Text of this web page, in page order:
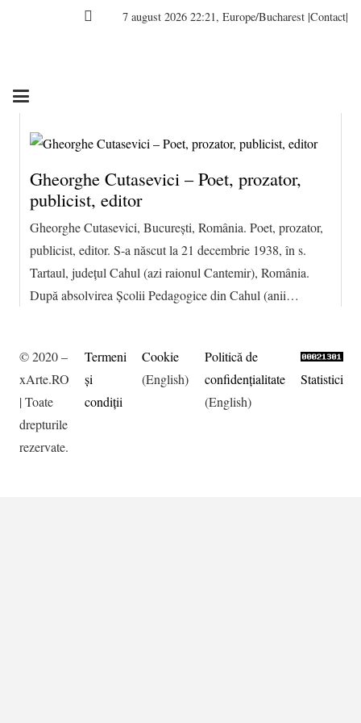
7 august 2026 22:21, Europe/Bucharest |Contact|
Gheorghe Cutasevici – Poet, prozator,
publicist, editor
Gheorghe Cutasevici, București, România. Poet, prozator,
publicist, editor. S-a născut la 21 decembrie 1938, în s.
Tartaul, județul Cahul (azi raionul Cantemir), România.
După absolvirea Şcolii Pedagogice din Cahul (anii…
© 2020 –
xArte.RO
| Toate
drepturile
rezervate.
Termeni
şi
condiţii
Cookie
(English)
Politică de
confidențialitate
(English)
Statistici